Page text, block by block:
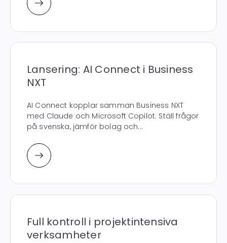
Lansering: AI Connect i Business
NXT
AI Connect kopplar samman Business NXT
med Claude och Microsoft Copilot. Ställ frågor
på svenska, jämför bolag och...
Full kontroll i projektintensiva
verksamheter